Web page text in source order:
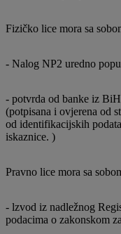
Fizičko lice mora sa
- Nalog NP2 uredno
- potvrda od banke iz
(potpisana i ovjerena od
od identifikacijskih
iskaznice. )
Pravno lice mora sa
- lzvod iz nadležnog
podacima o zakonskom